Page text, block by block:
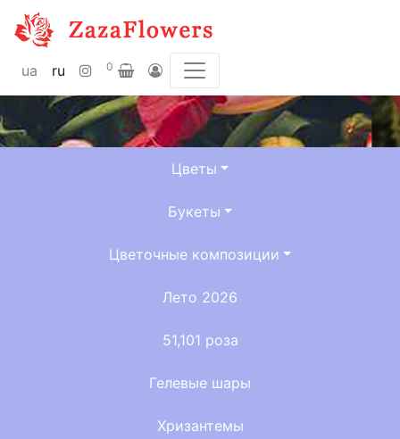
ua ru 0
Цветы
Букеты
Цветочные композиции
Лето 2026
51,101 роза
Гелевые шары
Хризантемы